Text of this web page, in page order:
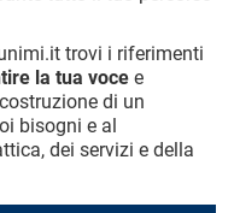
trovi i riferimenti
la tua voce e
di un
bisogni e al
dei servizi e della